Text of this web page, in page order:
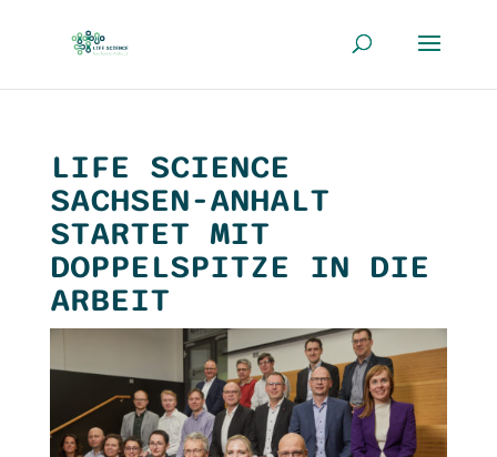
LIFE SCIENCE
SACHSEN-ANHALT
STARTET MIT
DOPPELSPITZE IN DIE
ARBEIT